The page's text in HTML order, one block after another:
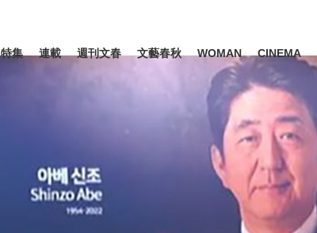
ビジネス
特集 連載 週刊文春 文藝春秋 WOMAN CINEMA
キーワード入力
#高市早苗 #後藤真希 #城彰二 #内田有紀